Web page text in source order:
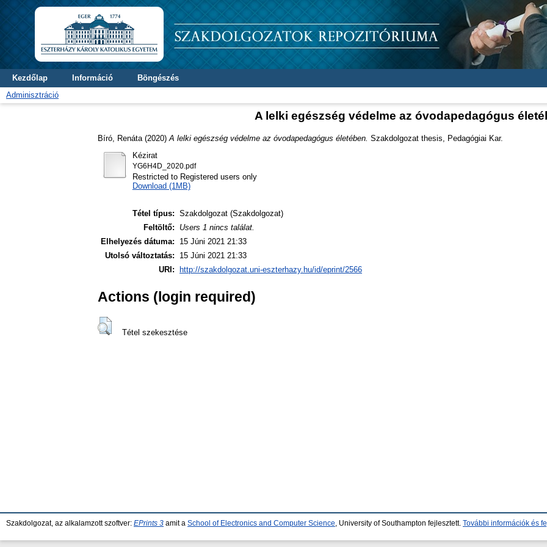
Kezdőlap Információ
Böngészés
Adminisztráció
A lelki egészség védelme az óvodapedagógus
Bíró, Renáta (2020) A lelki egészség védelme az óvodapedagógus életében. Szakdolgozat thesis, Pedagógiai Kar.
Kézirat
YG6H4D_2020.pdf
Restricted to Registered users only
Download (1MB)
Tétel típus: Szakdolgozat (Szakdolgozat)
Feltöltő:
Users 1 nincs találat.
Elhelyezés dátuma:
15 Júni 2021 21:33
Utolsó változtatás:
15 Júni 2021 21:33
URI:
http://szakdolgozat.uni-eszterhazy.hu/id/eprint/2566
Actions (login required)
Tétel szekesztése
Szakdolgozat, az alkalamzott szoftver: EPrints 3 amit a School of Electronics and Computer Science , University of Southampton fejlesztett. További információk és